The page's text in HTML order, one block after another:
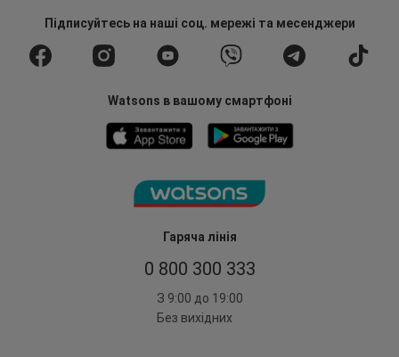
Гаряча лінія
0 800 300 333
З 9:00 до 19:00
Без вихідних
Підписуйтесьна наші соц. мережі та месенджери
Watsons в вашому смартфоні